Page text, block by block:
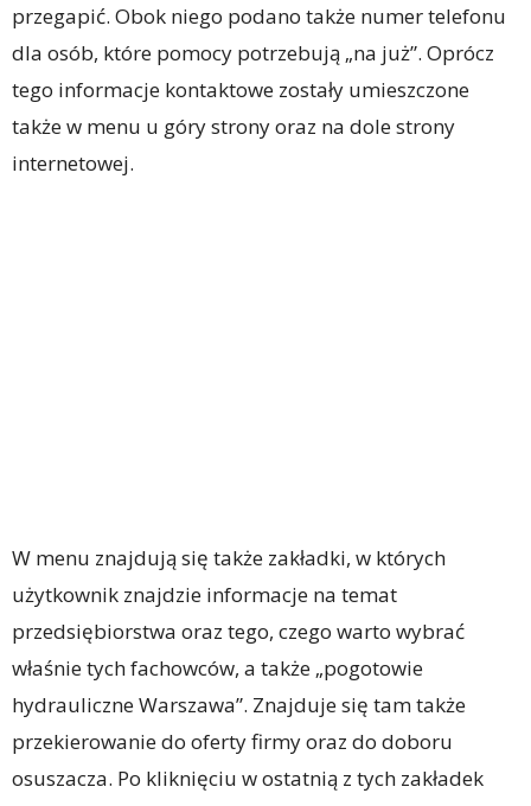
przegapić. Obok niego podano także numer telefonu
dla osób, które pomocy potrzebują „na już”. Oprócz
tego informacje kontaktowe zostały umieszczone
także w menu u góry strony oraz na dole strony
internetowej.
W menu znajdują się także zakładki, w których
użytkownik znajdzie informacje na temat
przedsiębiorstwa oraz tego, czego warto wybrać
właśnie tych fachowców, a także „pogotowie
hydrauliczne Warszawa”. Znajduje się tam także
przekierowanie do oferty firmy oraz do doboru
osuszacza. Po kliknięciu w ostatnią z tych zakładek